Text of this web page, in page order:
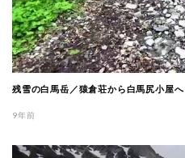
残雪の白馬岳／猿倉荘から白馬尻小屋へ
9年前